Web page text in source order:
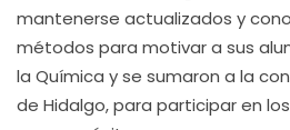
mantenerse actualizados y
métodos para motivar a sus
la Química y se sumaron a la
de Hidalgo, para participar en